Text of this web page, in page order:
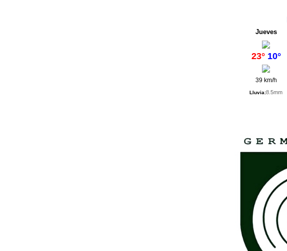
Jueves
23° 10°
39 km/h
Lluvia:8.5mm